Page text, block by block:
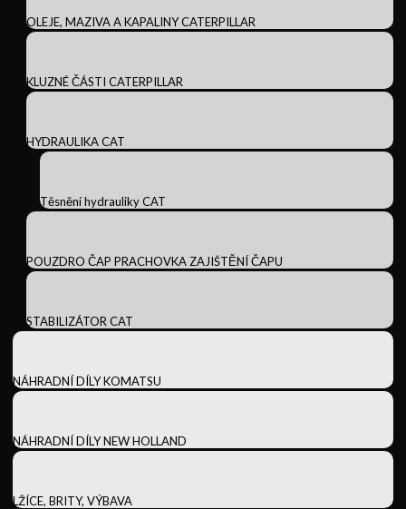
OLEJE, MAZIVA A KAPALINY CATERPILLAR
KLUZNÉ ČÁSTI CATERPILLAR
HYDRAULIKA CAT
Těsnění hydrauliky CAT
POUZDRO ČAP PRACHOVKA ZAJIŠTĚNÍ ČAPU
STABILIZÁTOR CAT
NÁHRADNÍ DÍLY KOMATSU
NÁHRADNÍ DÍLY NEW HOLLAND
LŽÍCE, BRITY, VÝBAVA